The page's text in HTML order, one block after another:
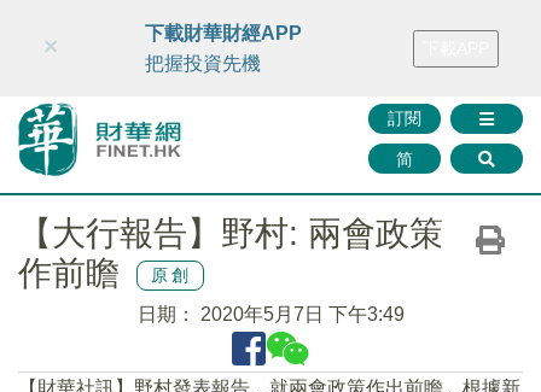
財華智庫網 FINTV FINMETA 財華證券 媒體矩陣
訂閱
简
×
下載財華財經APP
把握投資先機
【大行報告】野村: 兩會政策
作前瞻
原創
日期： 2020年5月7日 下午3:49
【財華社訊】野村發表報告，就兩會政策作出前瞻。根據新